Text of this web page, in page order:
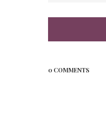
0 COMMENTS